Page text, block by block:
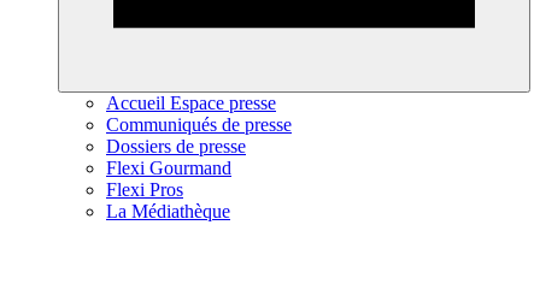
Accueil Espace presse
Communiqués de presse
Dossiers de presse
Flexi Gourmand
Flexi Pros
La Médiathèque